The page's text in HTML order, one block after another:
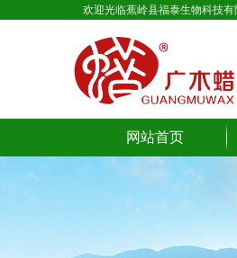
欢迎光临蕉岭县福泰生物科技有
网站首页